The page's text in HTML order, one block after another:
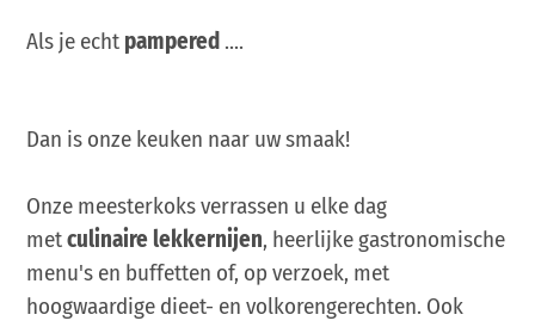
Als je echt pampered ....
Dan is onze keuken naar uw smaak!
Onze meesterkoks verrassen u elke dag
metculinaire lekkernijen, heerlijke gastronomische
menu's en buffetten of, op verzoek, met
hoogwaardige dieet- en volkorengerechten. Ook